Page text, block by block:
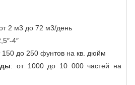
2 м3 до 72 м3/день
4″
150 до 250 фунтов на кв. дюйм
: от 1000 до 10 000 частей на